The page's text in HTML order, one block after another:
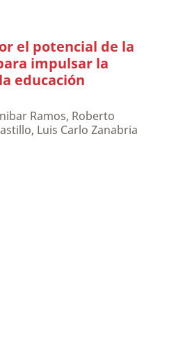
el potencial de la
impulsar la
educación
Ramos, Roberto
Luis Carlo Zanabria